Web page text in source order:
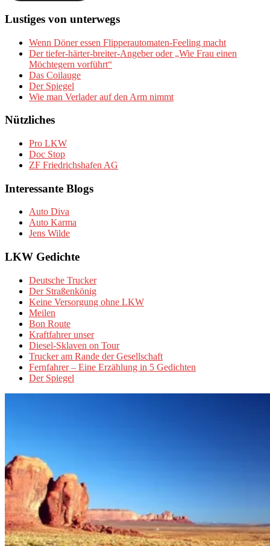
Lustiges von unterwegs
Wenn Döner essen Flipperautomaten-Feeling macht
Der tiefer-härter-breiter-Angeber oder „Wie Frau einen
Möchtegern vorführt“
Das Coilauge
Der Spiegel
Wie man Verlader auf den Arm nimmt
Nützliches
Pro LKW
Doc Stop
ZF Friedrichshafen AG
Interessante Blogs
Auto Diva
Auto Karma
Jens Wilde
LKW Gedichte
Deutsche Trucker
Der Straßenkönig
Keine Versorgung ohne LKW
Meilen
Bon Route
Kraftfahrer unser
Diesel-Sklaven on Tour
Trucker am Rande der Gesellschaft
Fernfahrer – Eine Erzählung in 5 Gedichten
Der Spiegel